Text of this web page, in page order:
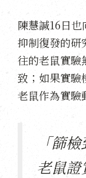
陳慧諴16日
抑制復發的研
往的老鼠實驗
致；如果實驗
老鼠作為實驗
「篩
老鼠